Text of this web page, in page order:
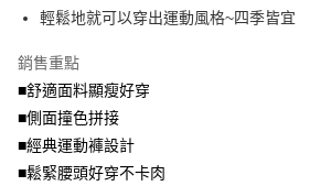
1.分期款項不併入電信帳單，「大哥付你分期」
醒簡訊。
帳／街口支付／iPASS MONEY」等通路繳費。
【注意事項】
1.本服務係由「台灣大哥大股份有限公司」（以
用戶於交易時，得透過本服務購買商品或服務，
買賣價金債權讓與本公司後，依約使用本公司帳
【「AFTEE先享後付」結帳流程】
結帳頁面，進行簡訊認證並確認金額後，即可完
３．收到繳費通知簡訊後14天內，點擊此簡訊中
ATM／網路銀行／等多元方式進行付款，方視為
※ 請注意：結帳手續完成當下不需立刻繳費，但
購買商品的店家。未經商家同意取消之訂單仍視
後付繳納相關費用。
每筆NT$70，滿NT$699(含以上)免運費
付款後全家取貨
每筆NT$70，滿NT$699(含以上)免運費
7-11取貨付款
每筆NT$70，滿NT$799(含以上)免運費
輕鬆地就可以穿出運動風格~四季皆宜
銷售重點
■舒適面料顯瘦好穿
■側面撞色拼接
■經典運動褲設計
■鬆緊腰頭好穿不卡肉